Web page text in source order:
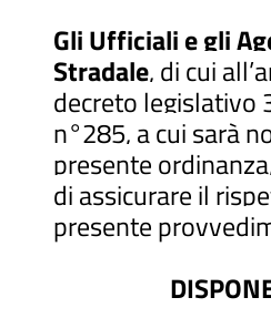
Gli Ufficiali e gli
Stradale, di cui
decreto legislativo
n°285, a cui sarà
presente
di assicurare il
presente